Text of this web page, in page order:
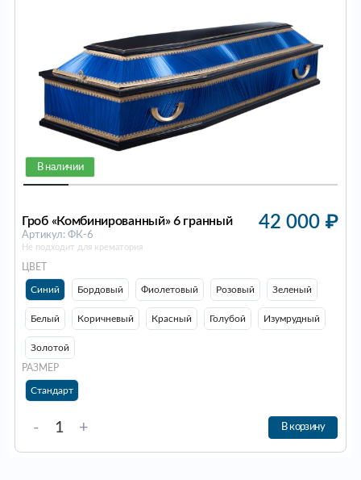
В наличии
Гроб «Комбинированный» 6 гранный
Артикул: ФК-6
Не подходит для крематория
42 000 ₽
ЦВЕТ
Синий Бордовый Фиолетовый Розовый Зеленый
Белый Коричневый Красный Голубой Изумрудный
Золотой
РАЗМЕР
Стандарт
- + В корзину